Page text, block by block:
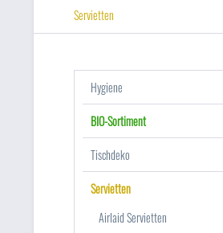
Servietten
Hygiene
BIO-Sortiment
Tischdeko
Servietten
Airlaid Servietten